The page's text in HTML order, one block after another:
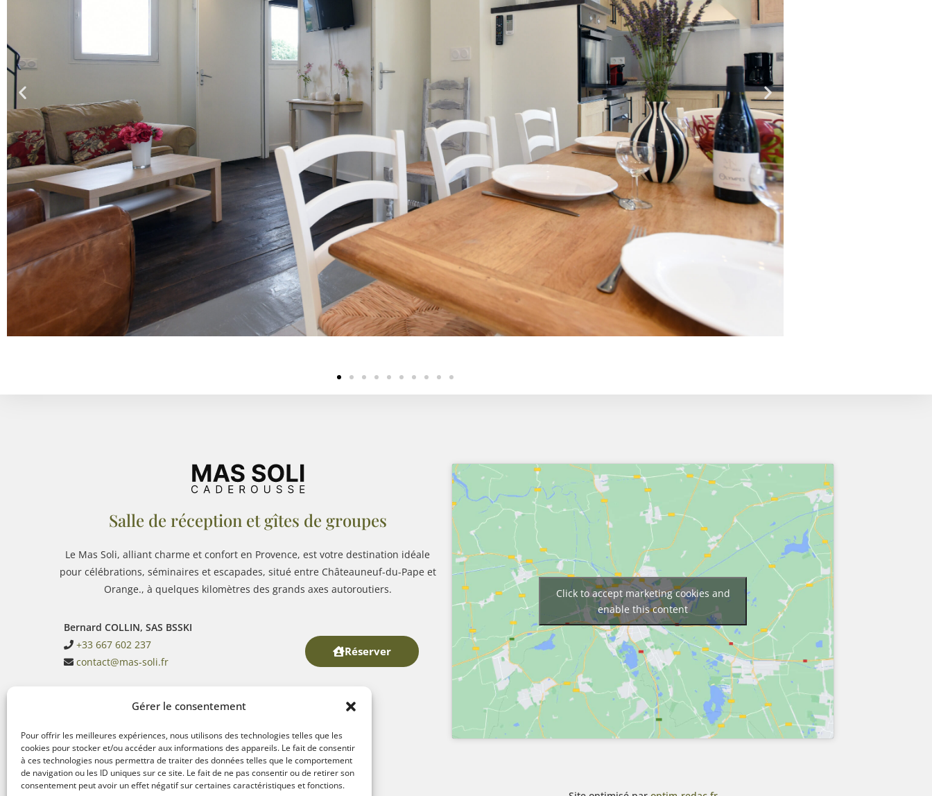
Gérer le consentement
Pour offrir les meilleures expériences, nous utilisons des technologies telles que les
cookies pour stocker et/ou accéder aux informations des appareils. Le fait de consentir
à ces technologies nous permettra de traiter des données telles que le comportement
de navigation ou les ID uniques sur ce site. Le fait de ne pas consentir ou de retirer son
consentement peut avoir un effet négatif sur certaines caractéristiques et fonctions.
Salle de réception et gîtes de groupes
Le Mas Soli, alliant charme et confort en Provence, est votre destination idéale
pour célébrations, séminaires et escapades, situé entre Châteauneuf-du-Pape et
Orange., à quelques kilomètres des grands axes autoroutiers.
Bernard COLLIN, SAS BSSKI
+33 667 602 237
contact@mas-soli.fr
Réserver
Click to accept marketing cookies and
enable this content
Mentions légales
Politique de confidentialité